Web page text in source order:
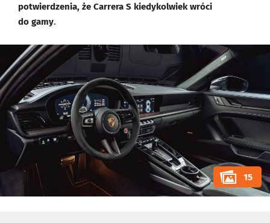
potwierdzenia, że Carrera S kiedykolwiek wróci
do gamy.
15